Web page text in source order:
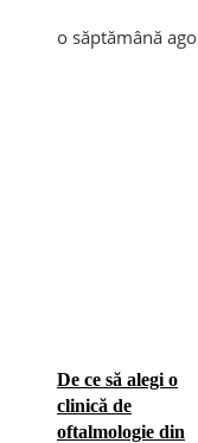
o săptămână ago
De ce să alegi o
clinică de
oftalmologie din